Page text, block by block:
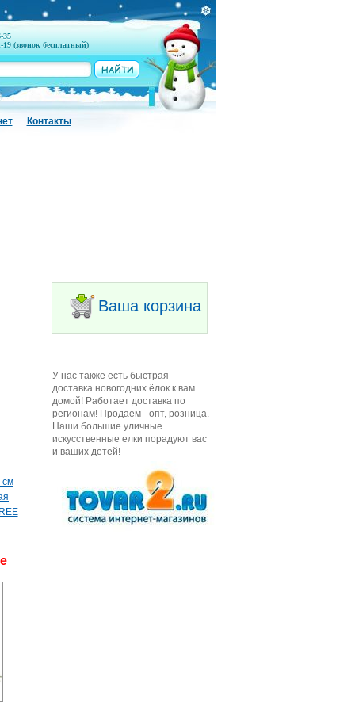
35
19 (звонок бесплатный)
Контакты
Ваша корзина
У нас также есть быстрая
доставка новогодних ёлок к вам
домой! Работает доставка по
регионам! Продаем - опт, розница.
Наши большие уличные
искусственные елки порадуют вас
и ваших детей!